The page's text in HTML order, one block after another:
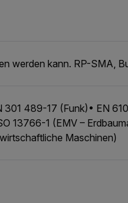
werden kann. RP-SMA,
301 489-17 (Funk)• EN
13766-1 (EMV –
Maschinen)